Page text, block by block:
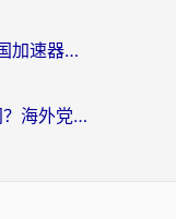
海外看腾讯视频总卡？选对回国加速器，还能解决英国1号店定位+欧洲杯CCTV5直播问题
QQ国外听歌怎么解除限制时间？海外党亲测有效的回国加速方案